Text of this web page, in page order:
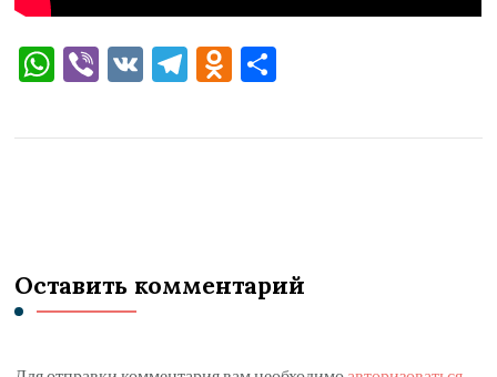
WhatsApp
Viber
VK Telegram
Odnoklassniki
Оставить комментарий